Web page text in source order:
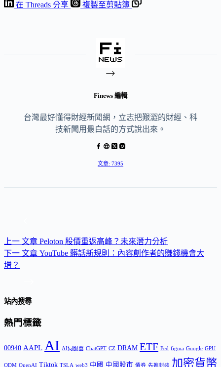
在 Threads 分享
複製至剪貼簿
Finews 編輯
台灣最好懂得財經新聞網，立志把艱澀的財經、科
技新聞用最白話的方式說出來。
文章: 7395
上一 文章 Peloton 股價重返高峰？未來潛力分析
下一 文章 YouTube 髒話新規則：內容創作者的賺錢機會大
增？
站內搜尋
熱門標籤
00940 AAPL AI AI伺服器 ChatGPT CZ DRAM ETF Fed figma Google GPU
ODM OpenAI Tiktok TSLA web3 中國 中國股市 債券 先進封裝 加密貨幣